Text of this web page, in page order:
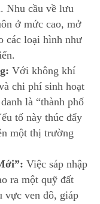
Nhu cầu về lưu
ở mức cao, mở
các loại hình như
Với không khí
chi phí sinh hoạt
là “thành phố
tố này thúc đẩy
một thị trường
Việc sáp nhập
ra một quỹ đất
vực ven đô, giáp